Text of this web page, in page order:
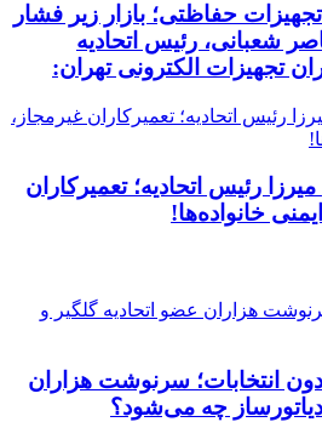
حفاظتی؛ بازار زیر فشار
شعبانی، رئیس اتحادیه
تجهیزات الکترونی تهران:
رئیس اتحادیه؛ تعمیرکاران
خانواده‌ها!
انتخابات؛ سرنوشت هزاران
چه می‌شود؟